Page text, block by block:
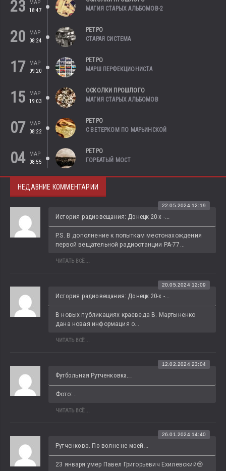
23
МАР
18:47
МАГИЯ СТАРЫХ АЛЬБОМОВ-2
20
МАР
08:24
РЕТРО
СТАРАЯ СИСТЕМА
17
МАР
09:20
РЕТРО
МАРШ ПЕРФЕКЦИОНИСТА
15
МАР
19:03
ОСКОЛКИ ПРОШЛОГО
МАГИЯ СТАРЫХ АЛЬБОМОВ
07
МАР
08:22
РЕТРО
С ВЕТЕРКОМ ПО МАРЬИНСКОЙ
04
МАР
08:55
РЕТРО
ГОРБАТЫЙ МОСТ
НЕДАВНИЕ КОММЕНТАРИИ
История радиовещания: Донецк 20-х -...
22.05.2024 12:19
P.S. В дополнение к попыткам местонахождения
первой вещательной радиостанции РА-77...
ЧИТАТЬ ВСЁ...
История радиовещания: Донецк 20-х -...
20.05.2024 12:09
В новых публикациях краеведа В. Мартыненко
дана новая информация о...
ЧИТАТЬ ВСЁ...
Футбольная Рутченковка...
12.02.2024 23:04
Фото:...
ЧИТАТЬ ВСЁ...
Рутченково. По волне не моей...
26.01.2024 14:40
23 января умер Павел Григорьевич Ехилевский😢